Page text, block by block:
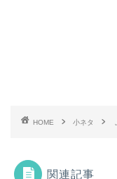
HOME 小ネタ
関連記事